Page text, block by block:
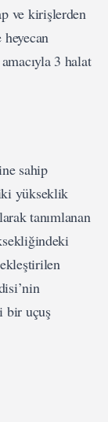
ve kirişlerden
3 halat
sahip
yükseklik
tanımlanan
bir uçuş